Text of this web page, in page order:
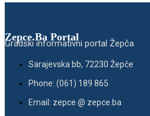
Zepce.Ba Portal
Gradski informativni portal Žepča
Sarajevska bb, 72230 Žepče
Phone: (061) 189 865
Email: zepce @ zepce.ba